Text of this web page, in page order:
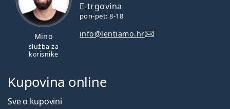
Mino
služba za
korisnike
E-trgovina
pon-pet: 8-18
info@lentiamo.hr
Kupovina online
Sve o kupovini